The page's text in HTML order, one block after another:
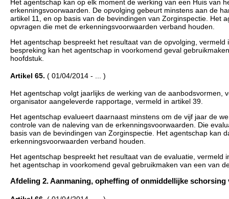
Het agentschap kan op elk moment de werking van een Huis van
erkenningsvoorwaarden. De opvolging gebeurt minstens aan de
artikel 11, en op basis van de bevindingen van Zorginspectie. Het
opvragen die met de erkenningsvoorwaarden verband houden.
Het agentschap bespreekt het resultaat van de opvolging,
bespreking kan het agentschap in voorkomend geval
hoofdstuk.
Artikel 65. ( 01/04/2014 - ... )
Het agentschap volgt jaarlijks de werking van de
organisator aangeleverde rapportage, vermeld in artikel 39.
Het agentschap evalueert daarnaast minstens om de vijf jaar de
controle van de naleving van de erkenningsvoorwaarden. Die
basis van de bevindingen van Zorginspectie. Het agentschap kan
erkenningsvoorwaarden verband houden.
Het agentschap bespreekt het resultaat van de evaluatie,
het agentschap in voorkomend geval gebruikmaken van een van
Afdeling 2. Aanmaning, opheffing of onmiddellijke schorsing